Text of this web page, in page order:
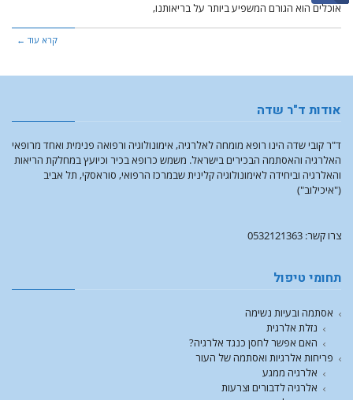
אוכלים הוא הגורם המשפיע ביותר על בריאותנו,
קרא עוד ←
אודות ד"ר שדה
ד"ר קובי שדה הינו רופא מומחה לאלרגיה, אימונולוגיה ורפואה פנימית ואחד מרופאי
האלרגיה והאסתמה הבכירים בישראל. משמש כרופא בכיר וכיועץ במחלקת הריאות
והאלרגיה וביחידה לאימונולוגיה קלינית שבמרכז הרפואי, סוראסקי, תל אביב
("איכילוב")
צרו קשר: 0532121363
תחומי טיפול
אסתמה ובעיות נשימה
נזלת אלרגית
האם אפשר לחסן כנגד אלרגיה?
פריחות אלרגיות ואסתמה של העור
אלרגיה ממגע
אלרגיה לדבורים וצרעות